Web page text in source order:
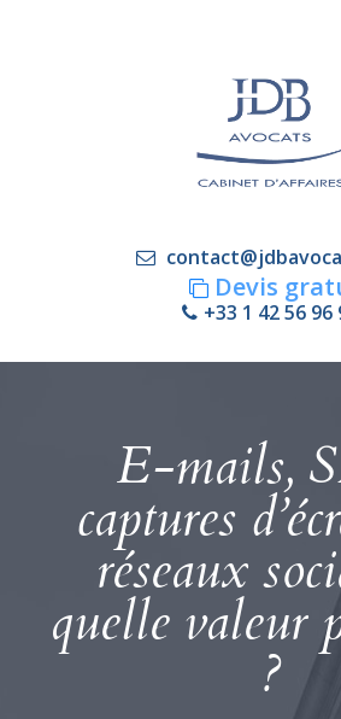
Devis
+33 1 42 56 96
E-mails,
captures
réseaux
quelle valeur
?